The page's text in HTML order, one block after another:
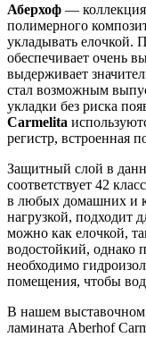
Аберхоф —
полимерного
укладывать елочкой.
обеспечивает очень
выдерживает
стал возможным
укладки без риска
Carmelita
регистр, встроенная
Защитный слой в
соответствует 42
в любых домашних и
нагрузкой, подходит
можно как елочкой,
водостойкий, однако
необходимо
помещения, чтобы
В нашем выставочном
ламината Aberhof